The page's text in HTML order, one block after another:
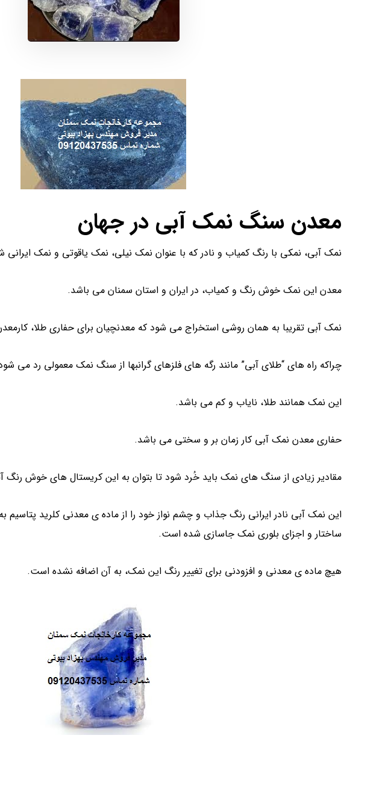
معدن سنگ نمک آبی در جهان
نمک آبی، نمکی با رنگ کمیاب و نادر که با عنوان نمک نیلی، نمک یاقوتی و نمک
معدن این نمک خوش رنگ و کمیاب، در ایران و استان سمنان می باشد.
نمک آبی تقریبا به همان روشی استخراج می شود که معدنچیان برای حفاری طلا،
چراکه راه های “طلای آبی” مانند رگه های فلزهای گرانبها از سنگ نمک معمولی رد می
این نمک همانند طلا، نایاب و کم می باشد.
حفاری معدن نمک آبی کار زمان بر و سختی می باشد.
مقادیر زیادی از سنگ های نمک باید خُرد شود تا بتوان به این کریستال های خوش رنگ
این نمک آبی نادر ایرانی رنگ جذاب و چشم نواز خود را از ماده ی معدنی کلرید
ساختار و اجزای بلوری نمک جاسازی شده است.
هیچ ماده ی معدنی و افزودنی برای تغییر رنگ این نمک، به آن اضافه نشده است.